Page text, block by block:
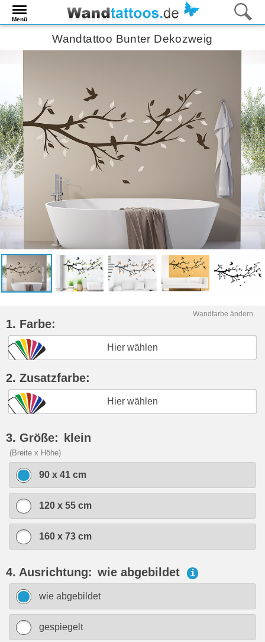
Menü
Wandtattoo Bunter Dekozweig
Wandfarbe ändern
1. Farbe:
Hier wählen
2. Zusatzfarbe:
Hier wählen
3. Größe: klein
(Breite x Höhe)
90 x 41 cm
120 x 55 cm
160 x 73 cm
4. Ausrichtung: wie abgebildet i
wie abgebildet
gespiegelt